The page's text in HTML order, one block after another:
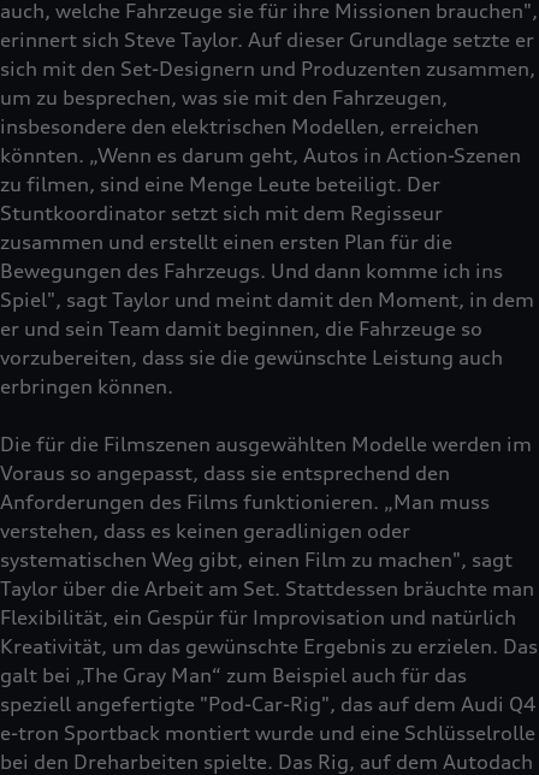
auch, welche Fahrzeuge sie für ihre Missionen brauchen",
erinnert sich Steve Taylor. Auf dieser Grundlage setzte er
sich mit den Set-Designern und Produzenten zusammen,
um zu besprechen, was sie mit den Fahrzeugen,
insbesondere den elektrischen Modellen, erreichen
könnten. „Wenn es darum geht, Autos in Action-Szenen
zu filmen, sind eine Menge Leute beteiligt. Der
Stuntkoordinator setzt sich mit dem Regisseur
zusammen und erstellt einen ersten Plan für die
Bewegungen des Fahrzeugs. Und dann komme ich ins
Spiel", sagt Taylor und meint damit den Moment, in dem
er und sein Team damit beginnen, die Fahrzeuge so
vorzubereiten, dass sie die gewünschte Leistung auch
erbringen können.
Die für die Filmszenen ausgewählten Modelle werden im
Voraus so angepasst, dass sie entsprechend den
Anforderungen des Films funktionieren. „Man muss
verstehen, dass es keinen geradlinigen oder
systematischen Weg gibt, einen Film zu machen", sagt
Taylor über die Arbeit am Set. Stattdessen bräuchte man
Flexibilität, ein Gespür für Improvisation und natürlich
Kreativität, um das gewünschte Ergebnis zu erzielen. Das
galt bei „The Gray Man“ zum Beispiel auch für das
speziell angefertigte "Pod-Car-Rig", das auf dem Audi Q4
e-tron Sportback montiert wurde und eine Schlüsselrolle
bei den Dreharbeiten spielte. Das Rig, auf dem Autodach